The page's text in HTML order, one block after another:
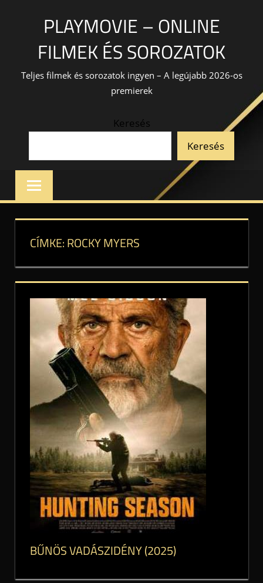
PLAYMOVIE – ONLINE
FILMEK ÉS SOROZATOK
Teljes filmek és sorozatok ingyen – A legújabb 2026-os
premierek
Keresés
Keresés
CÍMKE:ROCKY MYERS
BŰNÖS VADÁSZIDÉNY (2025)